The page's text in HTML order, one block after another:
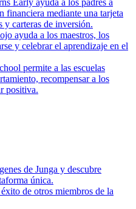
financiera mediante una tarjeta
y carteras de inversión.
ayuda a los maestros, los
y celebrar el aprendizaje en el
permite a las escuelas
recompensar a los
positiva.
de Junga y descubre
única.
de otros miembros de la